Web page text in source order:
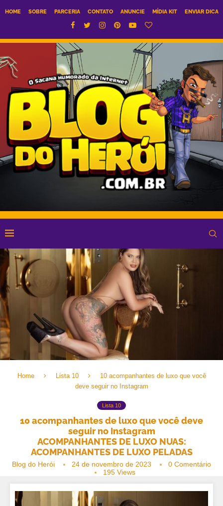
HOME SOBRE PARCERIA CONTATO ANUNCIE MÍDIA KIT ENVIAR DICA
Home Lista 10
10 acompanhantes de luxo que você
deve seguir no Instagram
Lista 10
10 acompanhantes de luxo que você deve
seguir no Instagram
ACOMPANHANTES DE LUXO NUAS:
ACOMPANHANTES DE LUXO PELADAS
Blog do Herói 24 de novembro de 2023
0 Comentário
195Views